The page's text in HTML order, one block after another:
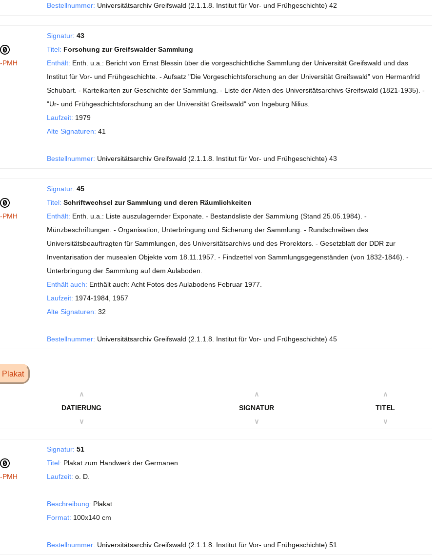
Bestellnummer: Universitätsarchiv Greifswald (2.1.1.8. Institut für Vor- und Frühgeschichte) 42
PMH
Signatur: 43
Titel: Forschung zur Greifswalder Sammlung
Enthält: Enth. u.a.: Bericht von Ernst Blessin über die vorgeschichtliche Sammlung der Universität Greifswald und das
Institut für Vor- und Frühgeschichte. - Aufsatz "Die Vorgeschichtsforschung an der Universität Greifswald" von Hermanfrid
Schubart. - Karteikarten zur Geschichte der Sammlung. - Liste der Akten des Universitätsarchivs Greifswald (1821-1935). -
"Ur- und Frühgeschichtsforschung an der Universität Greifswald" von Ingeburg Nilius.
Laufzeit: 1979
Alte Signaturen: 41
Bestellnummer: Universitätsarchiv Greifswald (2.1.1.8. Institut für Vor- und Frühgeschichte) 43
PMH
Signatur: 45
Titel: Schriftwechsel zur Sammlung und deren Räumlichkeiten
Enthält: Enth. u.a.: Liste auszulagernder Exponate. - Bestandsliste der Sammlung (Stand 25.05.1984). -
Münzbeschriftungen. - Organisation, Unterbringung und Sicherung der Sammlung. - Rundschreiben des
Universitätsbeauftragten für Sammlungen, des Universitätsarchivs und des Prorektors. - Gesetzblatt der DDR zur
Inventarisation der musealen Objekte vom 18.11.1957. - Findzettel von Sammlungsgegenständen (von 1832-1846). -
Unterbringung der Sammlung auf dem Aulaboden.
Enthält auch: Enthält auch: Acht Fotos des Aulabodens Februar 1977.
Laufzeit: 1974-1984, 1957
Alte Signaturen: 32
Bestellnummer: Universitätsarchiv Greifswald (2.1.1.8. Institut für Vor- und Frühgeschichte) 45
Plakat
∧
DATIERUNG
∨
∧
SIGNATUR
∨
∧
TITEL
∨
PMH
Signatur: 51
Titel: Plakat zum Handwerk der Germanen
Laufzeit: o. D.
Beschreibung: Plakat
Format: 100x140 cm
Bestellnummer: Universitätsarchiv Greifswald (2.1.1.8. Institut für Vor- und Frühgeschichte) 51